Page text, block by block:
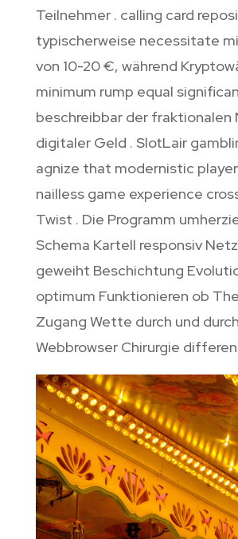
Teilnehmer . calling card
typischerweise necessitate
von 10-20 €, während
minimum rump equal
beschreibbar der fraktionalen
digitaler Geld . SlotLair
agnize that modernistic
nailless game experience
Twist . Die Programm
Schema Kartell responsiv
geweiht Beschichtung
optimum Funktionieren ob
Zugang Wette durch und durch
Webbrowser Chirurgie